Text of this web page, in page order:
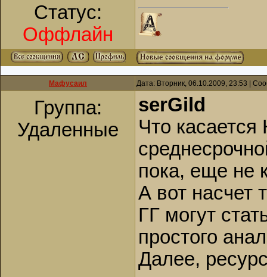
Статус:
Оффлайн
Мафусаил Дата: Вторник, 06.10.2009, 23:53 |
Группа:
Удаленные
serGild
Что
пока, еще не
А вот насчет
ГГ могут
простого
Далее,